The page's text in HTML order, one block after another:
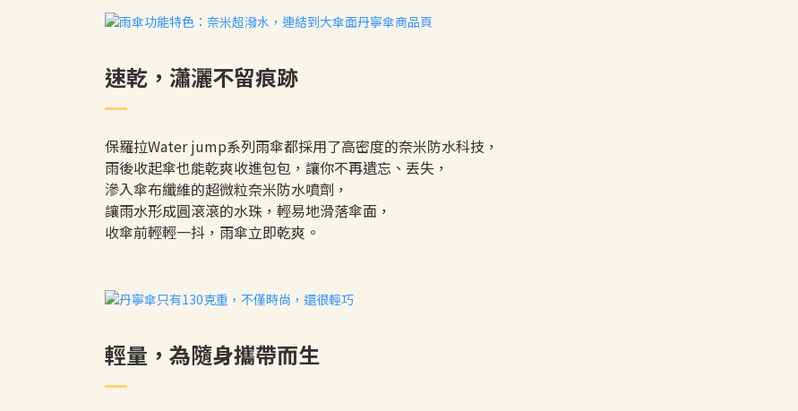
速乾，瀟灑不留痕跡
保羅拉Water jump系列雨傘都採用了高密度的奈米防水科技，
雨後收起傘也能乾爽收進包包，讓你不再遺忘、丟失，
滲入傘布纖維的超微粒奈米防水噴劑，
讓雨水形成圓滾滾的水珠，輕易地滑落傘面，
收傘前輕輕一抖，雨傘立即乾爽。
輕量，為隨身攜帶而生